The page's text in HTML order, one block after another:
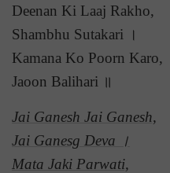
Deenan Ki Laaj Rakho,
Shambhu Sutakari ।
Kamana Ko Poorn Karo,
Jaoon Balihari ॥
Jai Ganesh Jai Ganesh,
Jai Ganesg Deva ।
Mata Jaki Parwati,